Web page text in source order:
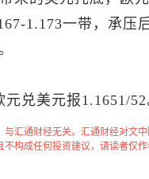
1.173一带，承压
元兑美元报1.1651/
与汇通财经无关。汇通财经对文
构成任何投资建议，请读者仅